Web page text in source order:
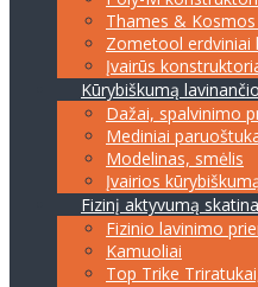
Thames &
Zometool erdviniai
Įvairūs
Kūrybiškumą
Dažai, spalvinimo
Mediniai
Modelinas, smėlis
Įvairios
Fizinį aktyvumą
Fizinio lavinimo
Kamuoliai
Top Trike